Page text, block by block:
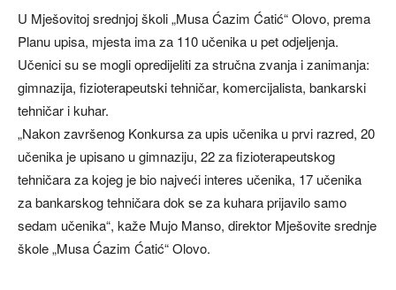
U Mješovitoj srednjoj školi „Musa Ćazim Ćatić“ Olovo, prema
Planu upisa, mjesta ima za 110 učenika u pet odjeljenja.
Učenici su se mogli opredijeliti za stručna zvanja i zanimanja:
gimnazija, fizioterapeutski tehničar, komercijalista, bankarski
tehničar i kuhar.
„Nakon završenog Konkursa za upis učenika u prvi razred, 20
učenika je upisano u gimnaziju, 22 za fizioterapeutskog
tehničara za kojeg je bio najveći interes učenika, 17 učenika
za bankarskog tehničara dok se za kuhara prijavilo samo
sedam učenika“, kaže Mujo Manso, direktor Mješovite srednje
škole „Musa Ćazim Ćatić“ Olovo.